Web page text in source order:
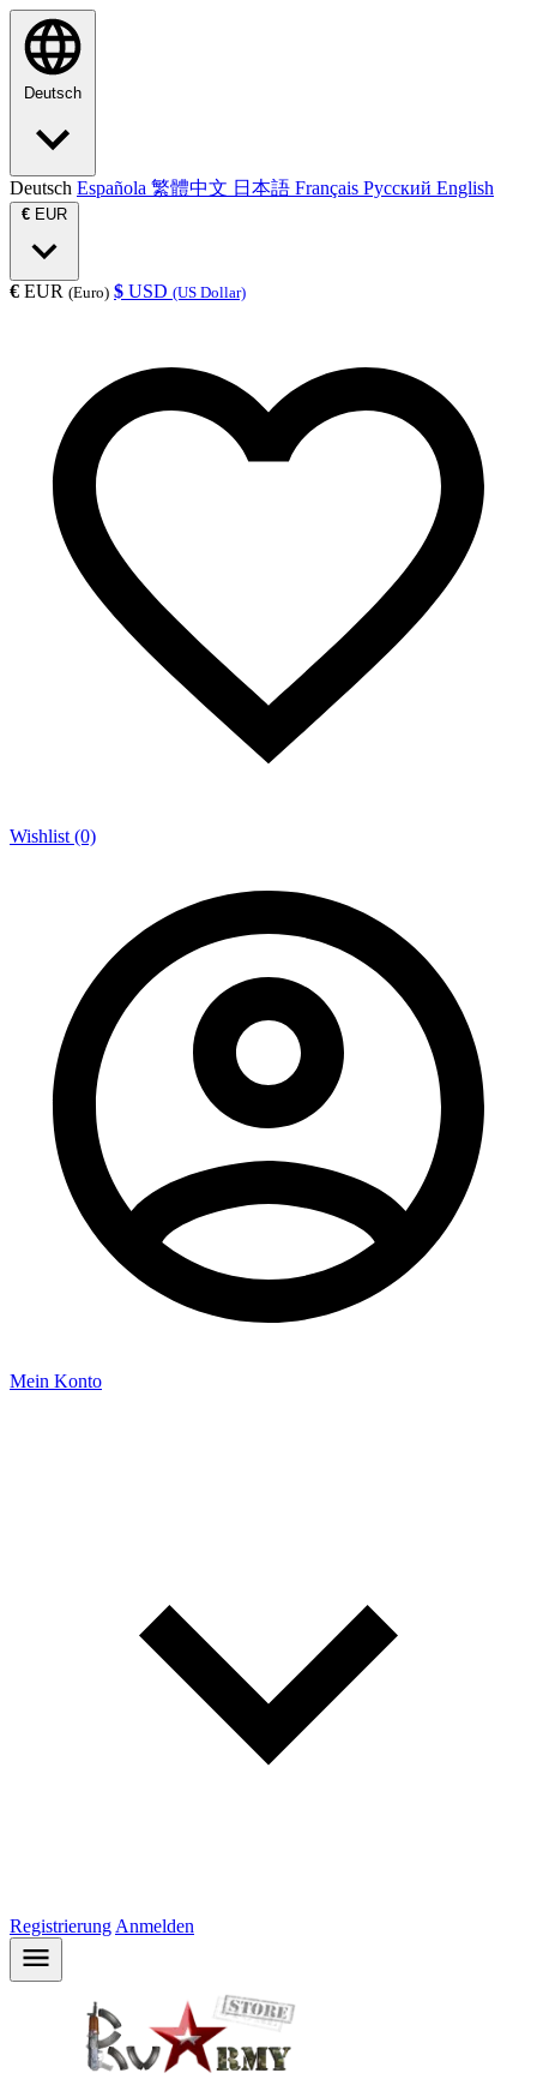
Deutsch
Deutsch Española 繁體中文 日本語 Français Русский English
€ EUR
€ EUR (Euro) $ USD (US Dollar)
Wishlist (0)
Mein Konto
Registrierung Anmelden